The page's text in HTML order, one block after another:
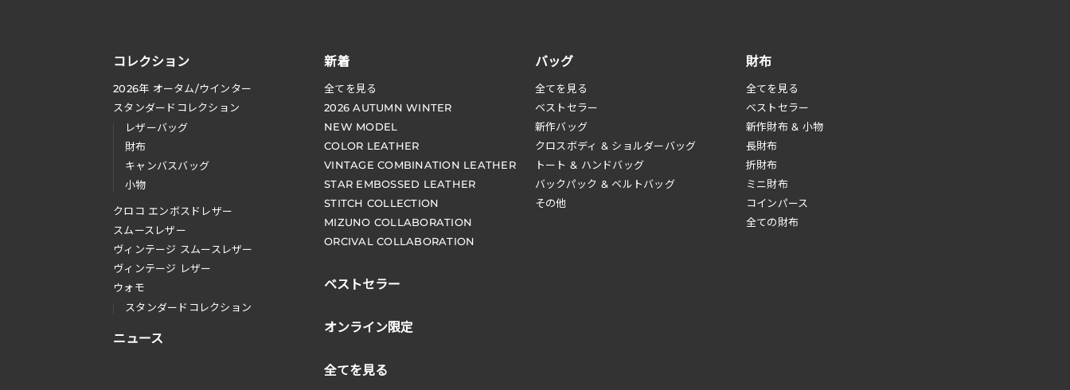
コレクション
2026年 オータム/ウインター
スタンダードコレクション
レザーバッグ
財布
キャンバスバッグ
小物
クロコ エンボスドレザー
スムースレザー
ヴィンテージ スムースレザー
ヴィンテージ レザー
ウォモ
スタンダードコレクション
ニュース
新着
全てを見る
2026 AUTUMN WINTER
NEW MODEL
COLOR LEATHER
VINTAGE COMBINATION LEATHER
STAR EMBOSSED LEATHER
STITCH COLLECTION
MIZUNO COLLABORATION
ORCIVAL COLLABORATION
ベストセラー
オンライン限定
全てを見る
財布
全てを見る
べストセラー
新作財布 & 小物
長財布
折財布
ミニ財布
コインパース
全ての財布
バッグ
全てを見る
ベストセラー
新作バッグ
クロスボディ & ショルダーバッグ
トート & ハンドバッグ
バックパック & ベルトバッグ
その他